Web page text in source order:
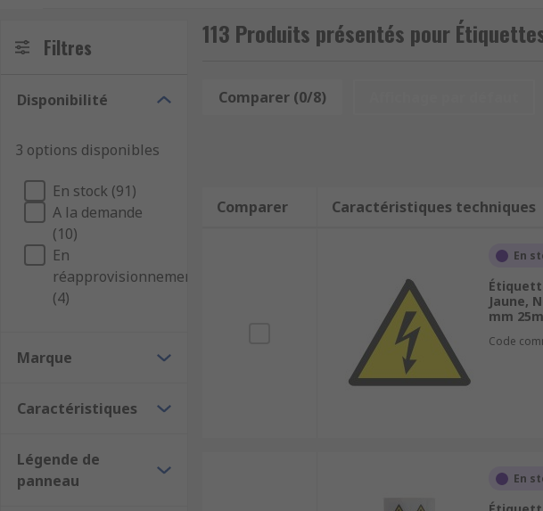
Types d'étiquettes de sécurité
Étiquettes d'extincteur et autres étiquettes de sécurité incendie
Étiquettes d'avertissement électriques pour garantir que les
Les étiquettes Non Fumeur permettent de respecter les règles sur le
Étiquettes ESD
Filtres
Disponibilité
3 options disponibles
En stock (91)
A la demande
(10)
En
réapprovisionnement
(4)
Marque
Caractéristiques
Légende de
panneau
113 Produits présentés pour
Comparer (0/8)
Comparer Caractéristiques techniques
En
Jaune,
mm
Code
En